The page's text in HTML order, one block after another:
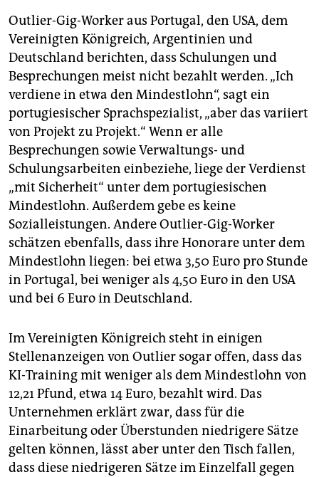
Outlier-Gig-Worker aus Portugal, den USA, dem
Vereinigten Königreich, Argentinien und
Deutschland berichten, dass Schulungen und
Besprechungen meist nicht bezahlt werden. „Ich
verdiene in etwa den Mindestlohn“, sagt ein
portugiesischer Sprachspezialist, „aber das variiert
von Projekt zu Projekt.“ Wenn er alle
Besprechungen sowie Verwaltungs- und
Schulungsarbeiten einbeziehe, liege der Verdienst
„mit Sicherheit“ unter dem portugiesischen
Mindestlohn. Außerdem gebe es keine
Sozialleistungen. Andere Outlier-Gig-Worker
schätzen ebenfalls, dass ihre Honorare unter dem
Mindestlohn liegen: bei etwa 3,50 Euro pro Stunde
in Portugal, bei weniger als 4,50 Euro in den USA
und bei 6 Euro in Deutschland.
Im Vereinigten Königreich steht in einigen
Stellenanzeigen von Outlier sogar offen, dass das
KI-Training mit weniger als dem Mindestlohn von
12,21 Pfund, etwa 14 Euro, bezahlt wird. Das
Unternehmen erklärt zwar, dass für die
Einarbeitung oder Überstunden niedrigere Sätze
gelten können, lässt aber unter den Tisch fallen,
dass diese niedrigeren Sätze im Einzelfall gegen